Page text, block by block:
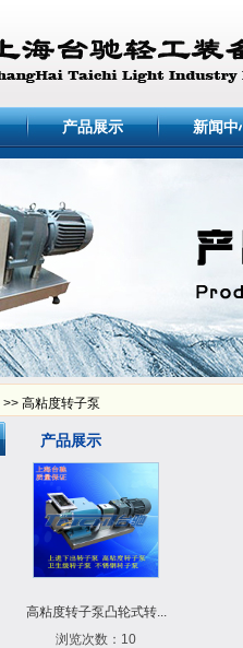
产品展示 新闻中
>> 高粘度转子泵
产品展示
高粘度转子泵凸轮式转...
浏览次数：10